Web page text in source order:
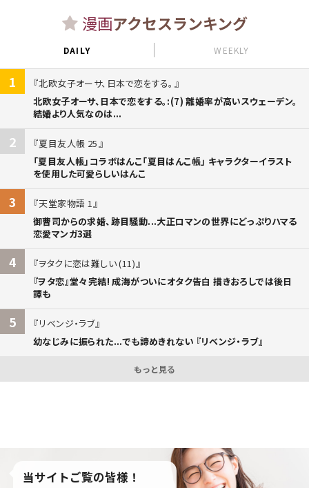
漫画アクセスランキング
DAILY WEEKLY
1
北欧女子オーサ、日本で恋をする。
北欧女子オーサ、日本で恋をする。:(7) 離婚率が高いスウェーデン。
結婚より人気なのは...
2
夏目友人帳 25
「夏目友人帳」コラボはんこ「夏目はんこ帳」 キャラクターイラスト
を使用した可愛らしいはんこ
3
天堂家物語 1
御曹司からの求婚、跡目騒動...大正ロマンの世界にどっぷりハマる
恋愛マンガ3選
4
ヲタクに恋は難しい (11)
『ヲタ恋』堂々完結! 成海がついにオタク告白 描きおろしでは後日
譚も
5
リベンジ・ラブ
幼なじみに振られた...でも諦めきれない 『リベンジ・ラブ』
もっと見る
当サイトご覧の皆様！